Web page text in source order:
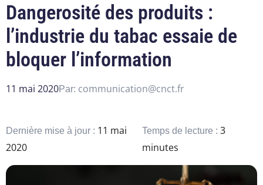
Dangerosité des produits :
l’industrie du tabac essaie de
bloquer l’information
11 mai 2020Par: communication@cnct.fr
Dernière mise à jour : 11 mai
2020
Temps de lecture : 3
minutes